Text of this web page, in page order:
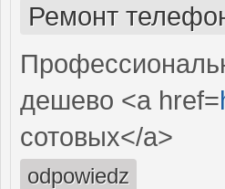
Ремонт
дешево <a href=
сотовых</a>
odpowiedz